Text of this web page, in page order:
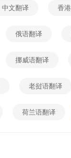
中文翻译 香
俄语翻译
挪威语翻译
老挝语翻译
荷兰语翻译